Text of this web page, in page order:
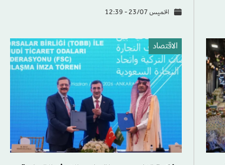
الخميس 23/07 - 12:39
الاقتصاد